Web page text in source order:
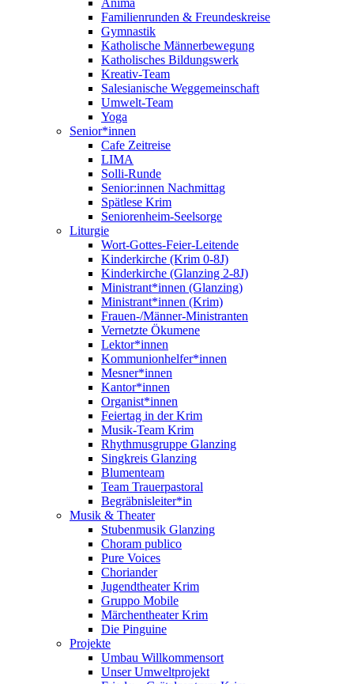
Anima
Familienrunden & Freundeskreise
Gymnastik
Katholische Männerbewegung
Katholisches Bildungswerk
Kreativ-Team
Salesianische Weggemeinschaft
Umwelt-Team
Yoga
Senior*innen
Cafe Zeitreise
LIMA
Solli-Runde
Senior:innen Nachmittag
Spätlese Krim
Seniorenheim-Seelsorge
Liturgie
Wort-Gottes-Feier-Leitende
Kinderkirche (Krim 0-8J)
Kinderkirche (Glanzing 2-8J)
Ministrant*innen (Glanzing)
Ministrant*innen (Krim)
Frauen-/Männer-Ministranten
Vernetzte Ökumene
Lektor*innen
Kommunionhelfer*innen
Mesner*innen
Kantor*innen
Organist*innen
Feiertag in der Krim
Musik-Team Krim
Rhythmusgruppe Glanzing
Singkreis Glanzing
Blumenteam
Team Trauerpastoral
Begräbnisleiter*in
Musik & Theater
Stubenmusik Glanzing
Choram publico
Pure Voices
Choriander
Jugendtheater Krim
Gruppo Mobile
Märchentheater Krim
Die Pinguine
Projekte
Umbau Willkommensort
Unser Umweltprojekt